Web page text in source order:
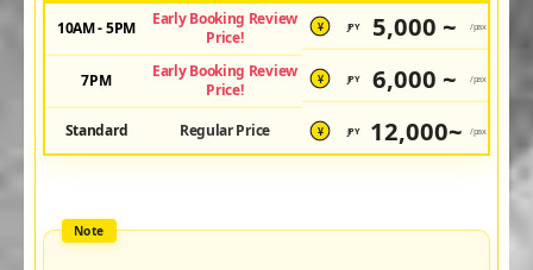
10AM - 5PM
Early Booking Review
Price!
¥ JPY 5,000 ~ /pax
7PM
Early Booking Review
Price!
¥ JPY 6,000 ~ /pax
Standard Regular Price ¥ JPY 12,000~ /pax